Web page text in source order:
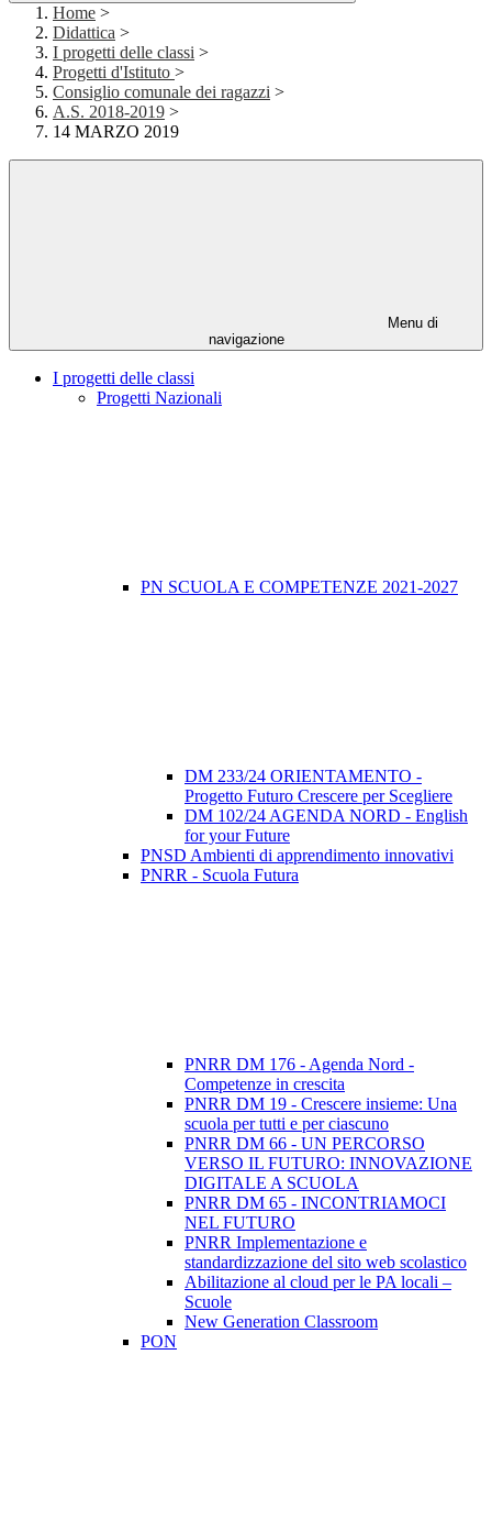
Home >
Didattica >
I progetti delle classi >
Progetti d'Istituto >
Consiglio comunale dei ragazzi >
A.S. 2018-2019 >
14 MARZO 2019
Menu di
navigazione
I progetti delle classi
Progetti Nazionali
PN SCUOLA E COMPETENZE 2021-2027
DM 233/24 ORIENTAMENTO -
Progetto Futuro Crescere per Scegliere
DM 102/24 AGENDA NORD - English
for your Future
PNSD Ambienti di apprendimento innovativi
PNRR - Scuola Futura
PNRR DM 176 - Agenda Nord -
Competenze in crescita
PNRR DM 19 - Crescere insieme: Una
scuola per tutti e per ciascuno
PNRR DM 66 - UN PERCORSO
VERSO IL FUTURO: INNOVAZIONE
DIGITALE A SCUOLA
PNRR DM 65 - INCONTRIAMOCI
NEL FUTURO
PNRR Implementazione e
standardizzazione del sito web scolastico
Abilitazione al cloud per le PA locali –
Scuole
New Generation Classroom
PON